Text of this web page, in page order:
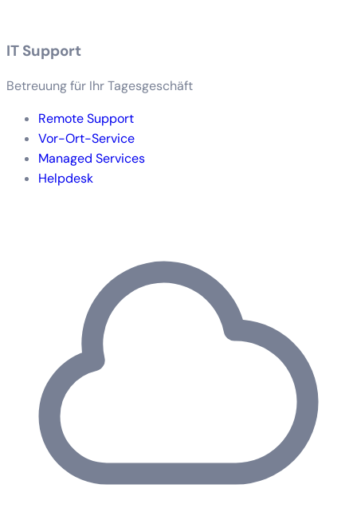
IT Support
Betreuung für Ihr Tagesgeschäft
Remote Support
Vor-Ort-Service
Managed Services
Helpdesk